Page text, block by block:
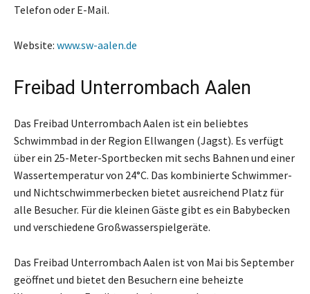
Telefon oder E-Mail.
Website: www.sw-aalen.de
Freibad Unterrombach Aalen
Das Freibad Unterrombach Aalen ist ein beliebtes
Schwimmbad in der Region Ellwangen (Jagst). Es verfügt
über ein 25-Meter-Sportbecken mit sechs Bahnen und einer
Wassertemperatur von 24°C. Das kombinierte Schwimmer-
und Nichtschwimmerbecken bietet ausreichend Platz für
alle Besucher. Für die kleinen Gäste gibt es ein Babybecken
und verschiedene Großwasserspielgeräte.
Das Freibad Unterrombach Aalen ist von Mai bis September
geöffnet und bietet den Besuchern eine beheizte